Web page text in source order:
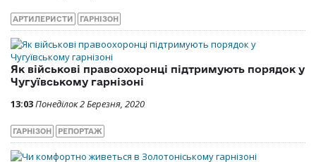
АРТИЛЕРИСТИ ГАРНІЗОН
Як військові правоохоронці підтримують порядок у
Чугуївському гарнізоні
13:03Понеділок 2 Березня, 2020
ГАРНІЗОН РЕПОРТАЖ